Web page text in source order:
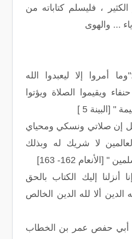
الكثير ، فليسلم كتاباته من
... والهوى
أمروا إلا ليعبدوا الله
ويقيموا الصلاة ويؤتوا
" [البينة 5 ]
إن صلاتي ونسكي ومحياي
لا شريك له وبذلك
[الأنعام 162- 163]
إليك الكتاب بالحق
الدين ألا لله الدين الخالص
أبي حفص عمر بن الخطاب